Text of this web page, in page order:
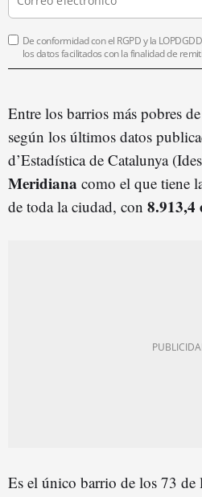
De conformidad con el RGPD y la
los datos facilitados con la finalidad de
Entre los barrios más pobres
según los últimos datos
d’Estadística de Catalunya
Meridiana como el que tiene
de toda la ciudad, con 8.913,4
Es el único barrio de los 73 de